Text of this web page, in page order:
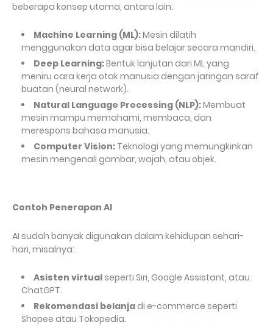
beberapa konsep utama, antara lain:
Machine Learning (ML):Mesin dilatih
menggunakan data agar bisa belajar secara mandiri.
Deep Learning:Bentuk lanjutan dari ML yang
meniru cara kerja otak manusia dengan jaringan saraf
buatan (neural network).
Natural Language Processing (NLP):Membuat
mesin mampu memahami, membaca, dan
merespons bahasa manusia.
Computer Vision: Teknologi yang memungkinkan
mesin mengenali gambar, wajah, atau objek.
Contoh Penerapan AI
AI sudah banyak digunakan dalam kehidupan sehari-
hari, misalnya:
Asisten virtual seperti Siri, Google Assistant, atau
ChatGPT.
Rekomendasi belanjadi e-commerce seperti
Shopee atau Tokopedia.